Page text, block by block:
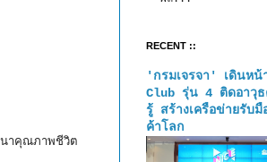
าคุณภาพชีวิต
RECENT ::
'กรมเจรจา' เดินหน้
Club รุ่น 4 ติดอาวุธ
รู้ สร้างเครือข่ายรับมื
ค้าโลก